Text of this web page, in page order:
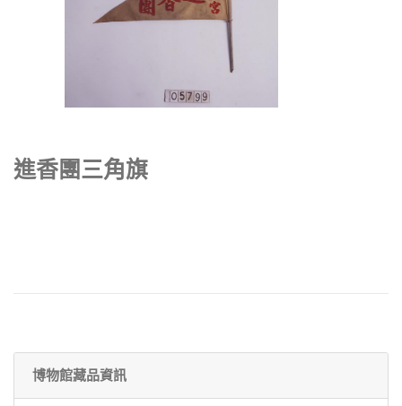
進香團三角旗
博物館藏品資訊